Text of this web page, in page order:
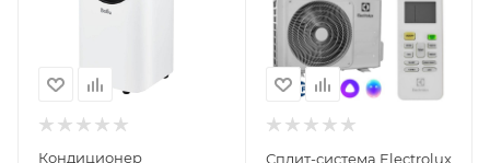
Кондиционер
Сплит-система Electrolux